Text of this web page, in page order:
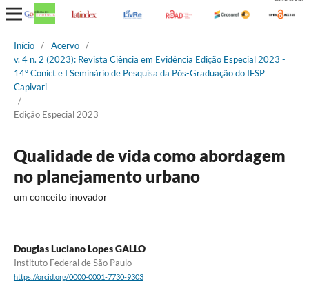
Início / Acervo /
v. 4 n. 2 (2023): Revista Ciência em Evidência Edição Especial 2023 -
14º Conict e I Seminário de Pesquisa da Pós-Graduação do IFSP
Capivari
/
Edição Especial 2023
Qualidade de vida como abordagem
no planejamento urbano
um conceito inovador
Douglas Luciano Lopes GALLO
Instituto Federal de São Paulo
https://orcid.org/0000-0001-7730-9303